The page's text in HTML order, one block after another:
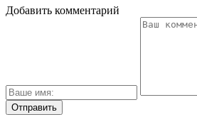
Добавить комментарий